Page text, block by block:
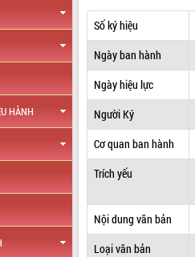
HÀNH
Số ký hiệu
Ngày ban hành
Ngày hiệu lực
Người Ký
Cơ quan ban hành
Trích yếu
Nội dung văn bản
Loại văn bản